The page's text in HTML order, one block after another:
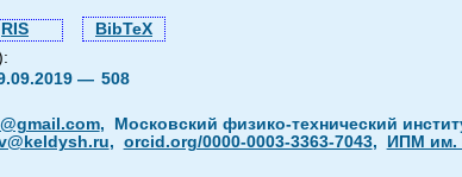
RIS
BibTeX
— 508
, Московский физико-технический
, orcid.org/0000-0003-3363-7043, ИПМ им.